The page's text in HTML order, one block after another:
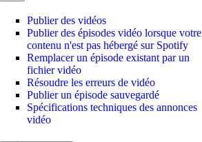
Publier des vidéos
Publier des épisodes vidéo lorsque votre
contenu n'est pas hébergé sur Spotify
Remplacer un épisode existant par un
fichier vidéo
Résoudre les erreurs de vidéo
Publier un épisode sauvegardé
Spécifications techniques des annonces
vidéo